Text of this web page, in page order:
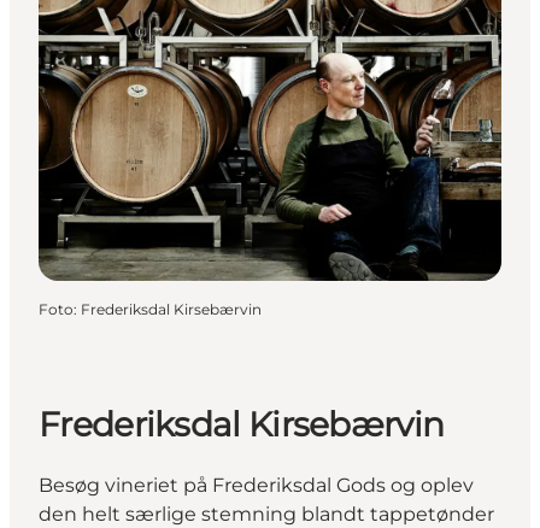
Foto: Frederiksdal Kirsebærvin
Frederiksdal Kirsebærvin
Besøg vineriet på Frederiksdal Gods og oplev
den helt særlige stemning blandt tappetønder